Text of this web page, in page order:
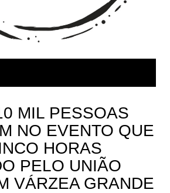
MIL PESSOAS
NO EVENTO QUE
HORAS
PELO UNIÃO
VÁRZEA GRANDE